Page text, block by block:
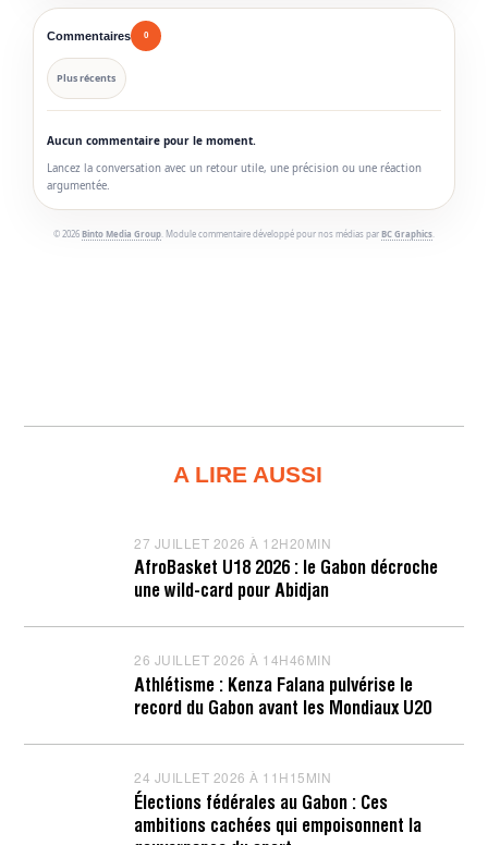
Commentaires 0
Plus récents
Aucun commentaire pour le moment.
Lancez la conversation avec un retour utile, une précision ou une réaction
argumentée.
© 2026 Binto Media Group . Module commentaire développé pour nos médias par BC Graphics
A LIRE AUSSI
27 JUILLET 2026 À 12H20MIN
7
J
L
T
2
0
2
H
AfroBasket U18 2026 : le Gabon décroche
une wild-card pour Abidjan
26 JUILLET 2026 À 14H46MIN
6
J
U
L
T
0
Athlétisme : Kenza Falana pulvérise le
record du Gabon avant les Mondiaux U20
24 JUILLET 2026 À 11H15MIN
4
J
U
Élections fédérales au Gabon : Ces
ambitions cachées qui empoisonnent la